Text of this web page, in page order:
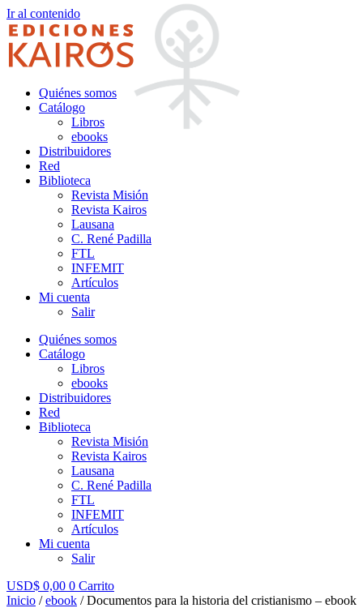
Ir al contenido
Quiénes somos
Catálogo
Libros
ebooks
Distribuidores
Red
Biblioteca
Revista Misión
Revista Kairos
Lausana
C. René Padilla
FTL
INFEMIT
Artículos
Mi cuenta
Salir
Quiénes somos
Catálogo
Libros
ebooks
Distribuidores
Red
Biblioteca
Revista Misión
Revista Kairos
Lausana
C. René Padilla
FTL
INFEMIT
Artículos
Mi cuenta
Salir
USD$ 0,00 0 Carrito
Inicio /ebook / Documentos para la historia del cristianismo – ebook